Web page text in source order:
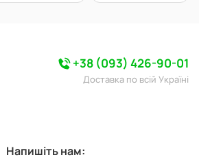
+38 (093) 426-90-01
Доставка по всій Україні
Напишіть нам: